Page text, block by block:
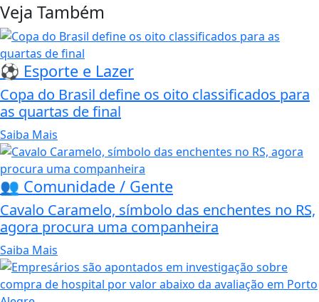
Veja Também
⚽ Esporte e Lazer
Copa do Brasil define os oito classificados para
as quartas de final
Saiba Mais
👥 Comunidade / Gente
Cavalo Caramelo, símbolo das enchentes no RS,
agora procura uma companheira
Saiba Mais